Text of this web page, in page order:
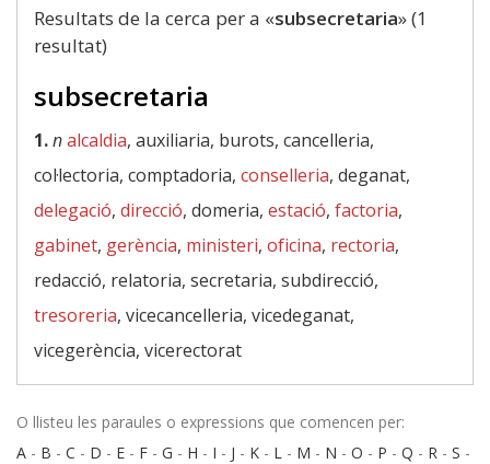
Resultats de la cerca per a «subsecretaria» (1
resultat)
subsecretaria
1.nalcaldia, auxiliaria, burots, cancelleria,
col·lectoria, comptadoria, conselleria, deganat,
delegació, direcció, domeria, estació, factoria,
gabinet, gerència, ministeri, oficina, rectoria,
redacció, relatoria, secretaria, subdirecció,
tresoreria, vicecancelleria, vicedeganat,
vicegerència, vicerectorat
O llisteu les paraules o expressions que comencen per:
A - B - C - D - E - F - G - H - I - J - K - L - M - N - O - P - Q - R - S -